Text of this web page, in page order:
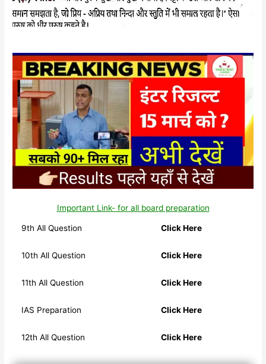
Important Link- for all board preparation
9th All Question Click Here
10th All Question Click Here
11th All Question Click Here
IAS Preparation Click Here
12th All Question Click Here